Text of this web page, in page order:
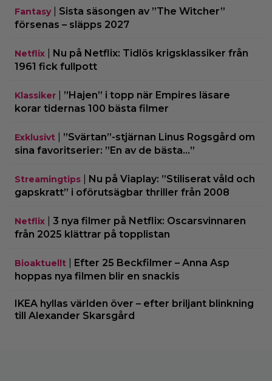
Fantasy| Sista säsongen av ”The Witcher”
försenas – släpps 2027
Netflix
Nu på Netflix: Tidlös krigsklassiker från
1961 fick fullpott
Klassiker
”Hajen” i topp när Empires läsare
korar tidernas 100 bästa filmer
Exklusivt
”Svärtan”-stjärnan Linus Rogsgård om
sina favoritserier: ”En av de bästa…”
Streamingtips
Nu på Viaplay: ”Stiliserat våld och
gapskratt” i oförutsägbar thriller från 2008
Netflix
3 nya filmer på Netflix: Oscarsvinnaren
från 2025 klättrar på topplistan
Bioaktuellt
Efter 25 Beckfilmer – Anna Asp
hoppas nya filmen blir en snackis
IKEA hyllas världen över – efter briljant blinkning
till Alexander Skarsgård